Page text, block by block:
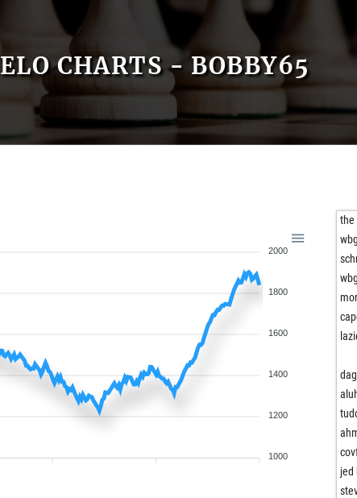
ELO CHARTS - BOBBY65
2000
1800
1600
1400
1200
1000
the
jed